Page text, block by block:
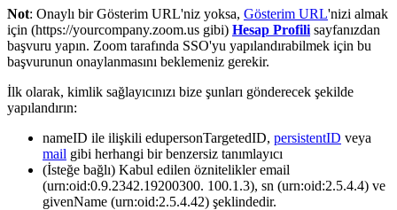
Not: Onaylı bir Gösterim URL'niz yoksa, Gösterim URL'nizi almak
için (https://yourcompany.zoom.us gibi) Hesap Profili sayfanızdan
başvuru yapın. Zoom tarafında SSO'yu yapılandırabilmek için bu
başvurunun onaylanmasını beklemeniz gerekir.
İlk olarak, kimlik sağlayıcınızı bize şunları gönderecek şekilde
yapılandırın:
nameID ile ilişkili edupersonTargetedID, persistentID veya
mail gibi herhangi bir benzersiz tanımlayıcı
(İsteğe bağlı) Kabul edilen öznitelikler email
(urn:oid:0.9.2342.19200300. 100.1.3), sn (urn:oid:2.5.4.4) ve
givenName (urn:oid:2.5.4.42) şeklindedir.